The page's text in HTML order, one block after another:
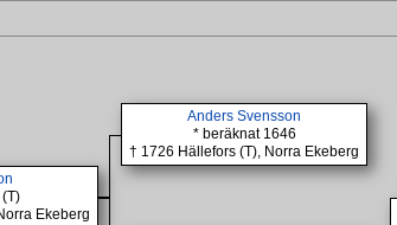
Ekeberg
Anders Svensson
* beräknat 1646
† 1726 Hällefors (T), Norra Ekeberg